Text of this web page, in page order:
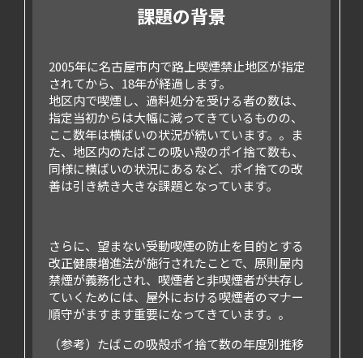
課題の背景
2005年に名古屋市内で路上喫煙禁止地区が指定
されてから、18年が経過します。
地区内で喫煙し、過料処分を受ける者の数は、
指定当初からは大幅に減ってきているものの、
ここ数年は横ばいの状況が続いています。。ま
た、地区内のたばこの吸い殻のポイ捨て数も、
同様に横ばいの状況にあるなど、ポイ捨ての改
善は引き続き大きな課題となっています。
さらに、望まない受動喫煙の防止を目的とする
改正健康増進法が施行されたことで、原則屋内
禁煙が義務化され、喫煙者と非喫煙者が共存し
ていくためには、屋外における喫煙者のマナー
順守がますます重要になってきています。。
（参考）たばこの吸殻ポイ捨て数の年度別推移